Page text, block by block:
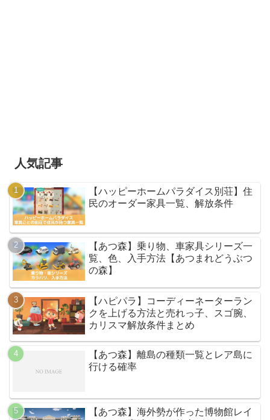
人気記事
【ハッピーホームパラダイス別荘】住
民のオーダー家具一覧、解放条件
【あつ森】乗り物、車家具シリーズ一
覧、色、入手方法【あつまれどうぶつ
の森】
【ハピパラ】コーディーネーターラン
クを上げる方法と売れっ子、スゴ腕、
カリスマ解放条件まとめ
【あつ森】離島の種類一覧とレア島に
行ける確率
【あつ森】海外勢が作った博物館レイ